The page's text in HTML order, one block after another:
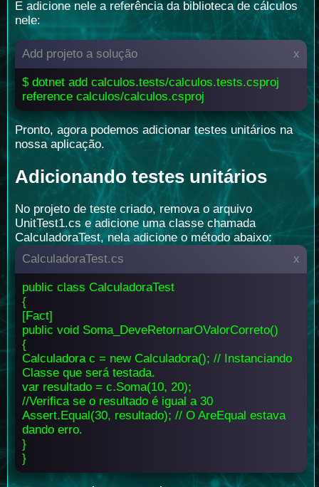
E adicione nele a referência da biblioteca de cálculos
nele:
Add projeto a solução x
$ dotnet add calculos.tests/calculos.tests.csproj
reference calculos/calculos.csproj
Pronto, agora podemos adicionar testes unitários na
nossa aplicação.
Adicionando testes unitários
No projeto de teste criado, remova o arquivo
UnitTest1.cs e adicione uma classe chamada
CalculadoraTest, nela adicione o método abaixo:
CalculadoraTest.cs
x
public class CalculadoraTest
{
[Fact]
public void Soma_DeveRetornarOValorCorreto()
{
Calculadora c = new Calculadora(); // Instanciando
Classe que será testada.
var resultado = c.Soma(10, 20);
//Verifica se o resultado é igual a 30
Assert.Equal(30, resultado); // O AreEqual estava
dando erro.
}
}